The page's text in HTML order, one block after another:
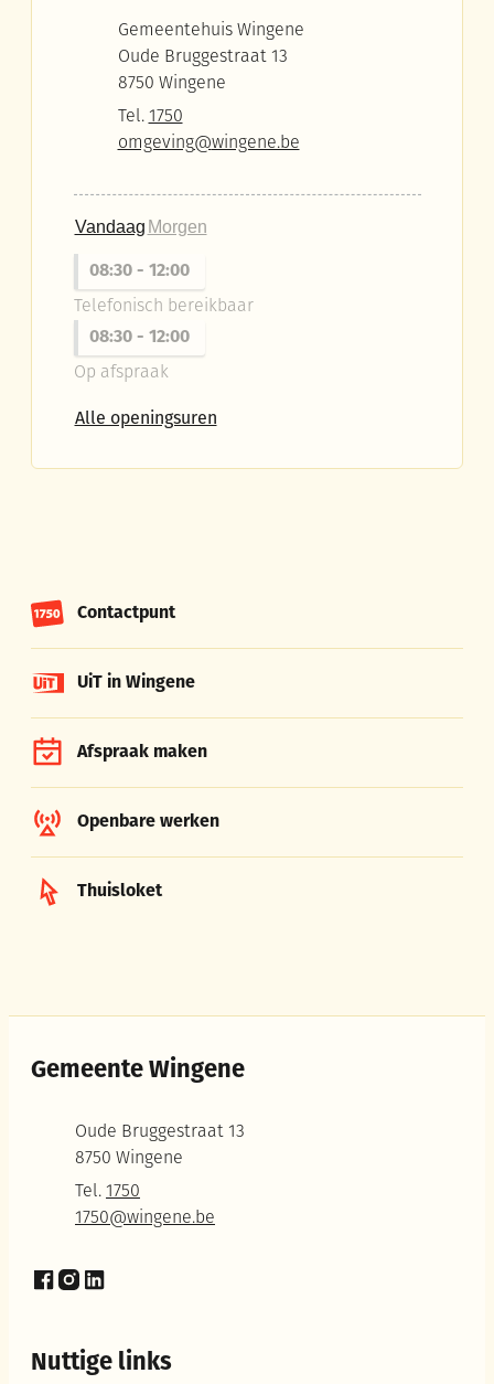
Gemeentehuis Wingene
Oude Bruggestraat 13
,8750 Wingene
1750
E-mailomgeving@wingene.be
Vandaag Morgen
08:30 - 12:00
Telefonisch bereikbaar
08:30 - 12:00
Op afspraak
Alle openingsurenDienst Wonen en Omgeving
Contactpunt
UiT in Wingene
Afspraak maken
Openbare werken
Thuisloket
Gemeente Wingene
Oude Bruggestraat 13
,8750 Wingene
1750
E-mail1750@wingene.be
Nuttige links
Facebook
Instagram
LinkedIn